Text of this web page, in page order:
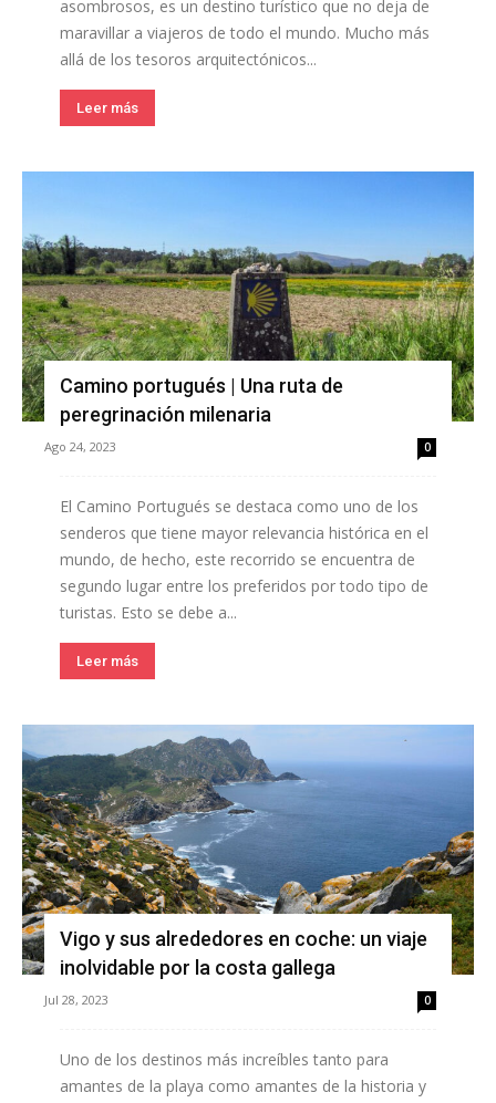
asombrosos, es un destino turístico que no deja de
maravillar a viajeros de todo el mundo. Mucho más
allá de los tesoros arquitectónicos...
Leer más
Camino portugués | Una ruta de
peregrinación milenaria
Ago 24, 2023 0
El Camino Portugués se destaca como uno de los
senderos que tiene mayor relevancia histórica en el
mundo, de hecho, este recorrido se encuentra de
segundo lugar entre los preferidos por todo tipo de
turistas. Esto se debe a...
Leer más
Vigo y sus alrededores en coche: un viaje
inolvidable por la costa gallega
Jul 28, 2023 0
Uno de los destinos más increíbles tanto para
amantes de la playa como amantes de la historia y